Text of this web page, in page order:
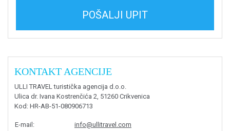
POŠALJI UPIT
KONTAKT AGENCIJE
ULLI TRAVEL turistička agencija d.o.o.
Ulica dr. Ivana Kostrenčića 2, 51260 Crikvenica
Kod : HR-AB-51-080906713
E-mail :
info@ullitravel.com